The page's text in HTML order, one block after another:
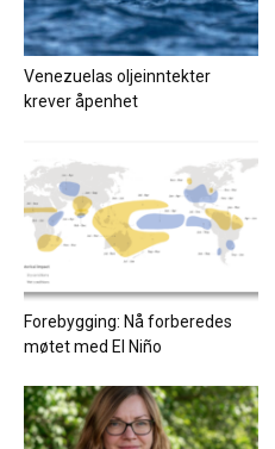
Venezuelas oljeinntekter
krever åpenhet
Forebygging: Nå forberedes
møtet med El Niño